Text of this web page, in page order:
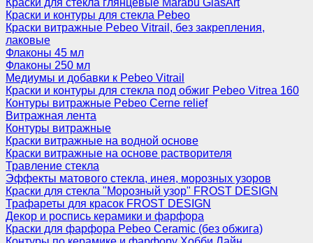
Краски для стекла глянцевые Marabu GlasArt
Краски и контуры для стекла Pebeo
Краски витражные Pebeo Vitrail, без закрепления,
лаковые
Флаконы 45 мл
Флаконы 250 мл
Медиумы и добавки к Pebeo Vitrail
Краски и контуры для стекла под обжиг Pebeo Vitrea 160
Контуры витражные Pebeo Cerne relief
Витражная лента
Контуры витражные
Краски витражные на водной основе
Краски витражные на основе растворителя
Травление стекла
Эффекты матового стекла, инея, морозных узоров
Краски для стекла "Морозный узор" FROST DESIGN
Трафареты для красок FROST DESIGN
Декор и роспись керамики и фарфора
Краски для фарфора Pebeo Ceramic (без обжига)